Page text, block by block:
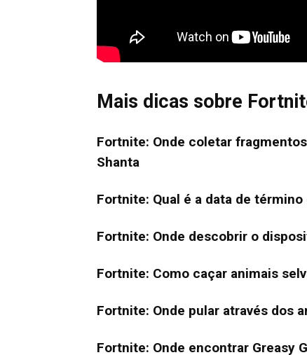
Mais dicas sobre
Fortnite: Onde coletar
Shanta
Fortnite: Qual é a data de término
Fortnite: Onde descobrir o
Fortnite: Como caçar animais
Fortnite: Onde pular através dos
Fortnite: Onde encontrar Greasy